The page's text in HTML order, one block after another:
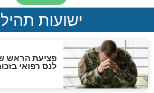
גזרות
סגולת ע"ב שמות